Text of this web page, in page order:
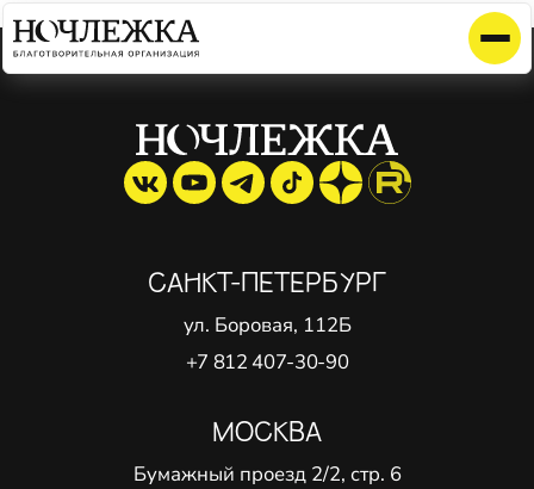
Элемент не найден!
САНКТ-ПЕТЕРБУРГ
ул. Боровая, 112Б
+7 812 407-30-90
МОСКВА
Бумажный проезд 2/2, стр. 6